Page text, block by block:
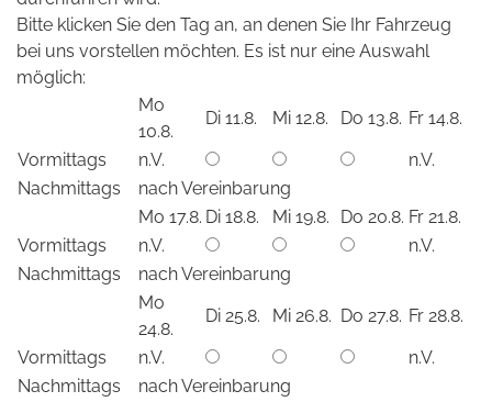
Bitte klicken Sie den Tag an, an denen Sie Ihr Fahrzeug
bei uns vorstellen möchten. Es ist nur eine Auswahl
möglich:
Mo
10.8.
Di 11.8. Mi 12.8. Do 13.8. Fr 14.8.
Vormittags
n.V.
n.V.
Nachmittags
nach Vereinbarung
Mo 17.8. Di 18.8. Mi 19.8. Do 20.8. Fr 21.8.
Vormittags
n.V.
n.V.
Nachmittags
nach Vereinbarung
Mo
24.8.
Di 25.8. Mi 26.8. Do 27.8. Fr 28.8.
Vormittags
n.V.
n.V.
Nachmittags
nach Vereinbarung